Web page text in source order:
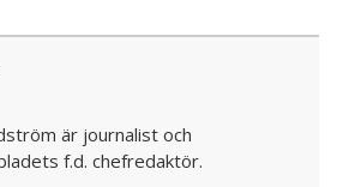
är journalist och
f.d. chefredaktör.